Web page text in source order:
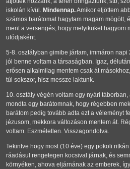
iskolán kívül. Mindennap.Amikor eljöttem
számos barátomat hagytam magam mögött,
ment a versengés, hogy melyiküket hagyom
utódjaként.
5-8. osztályban gimibe jártam, immáron
jól benne voltam a társaságban. Igaz,
erősen alkalmilag mentem csak át
túl sokszor, hisz messze laktunk.
10. osztály végén voltam egy nyári
mondta egy barátomnak, hogy régebben
barátom pedig tovább adta ezt a véleményt
jézusom, mekkora változáson mentem át.
voltam. Eszméletlen. Visszagondolva.
Tekintve hogy most (10 éve) egy pokoli
ráadásul rengetegen kocsival járnak, és
környéken, ahova eljárnának az emberek,